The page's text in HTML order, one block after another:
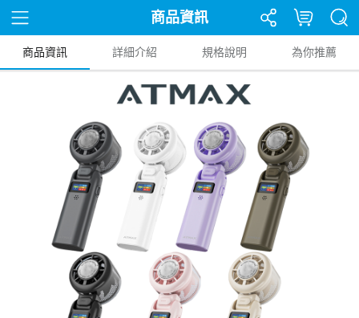
商品資訊
商品資訊 詳細介紹 規格說明 為你推薦